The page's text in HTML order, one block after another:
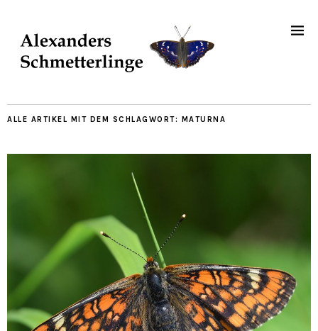
ALLE ARTIKEL MIT DEM SCHLAGWORT: MATURNA